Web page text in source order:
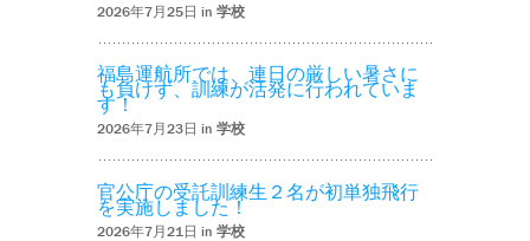
2026年7月25日 in 学校
福島運航所では、連日の厳しい暑さに
も負けず、訓練が活発に行われていま
す！
2026年7月23日 in 学校
官公庁の受託訓練生２名が初単独飛行
を実施しました！
2026年7月21日 in 学校